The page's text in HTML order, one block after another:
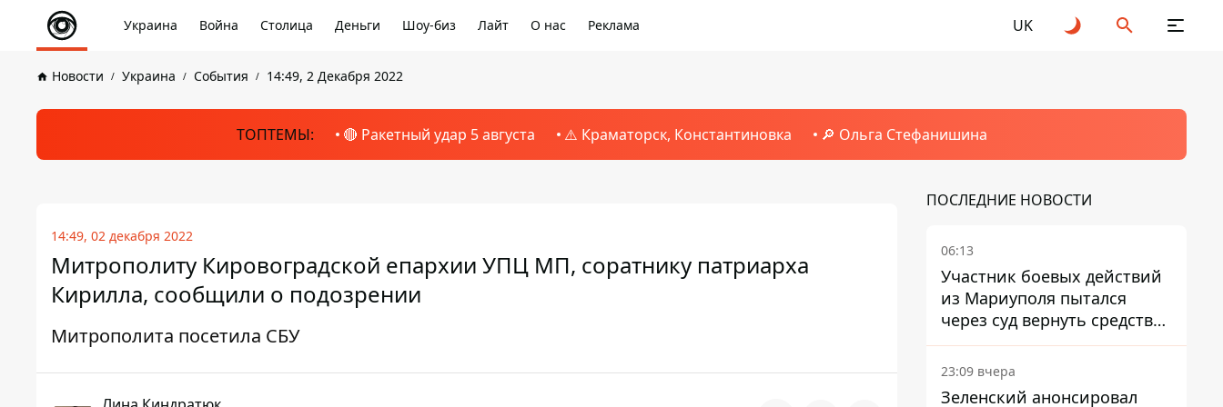
Украина Война Столица Деньги Шоу-биз Лайт О нас Реклама UK
Новости Украина События 14:49, 2 Декабря 2022
ТОПТЕМЫ: 🔴 Ракетный удар 5 августа ⚠️ Краматорск, Константиновка 🔎 Ольга Стефанишина
14:49, 02 декабря 2022
Митрополиту Кировоградской епархии УПЦ МП, соратнику патриарха
Кирилла, сообщили о подозрении
Митрополита посетила СБУ
ПОСЛЕДНИЕ НОВОСТИ
06:13
Участник боевых действий
из Мариуполя пытался
через суд вернуть средства
субсидии со счета в
Ощадбанке – каким было
решение
23:09 вчера
Зеленский анонсировал